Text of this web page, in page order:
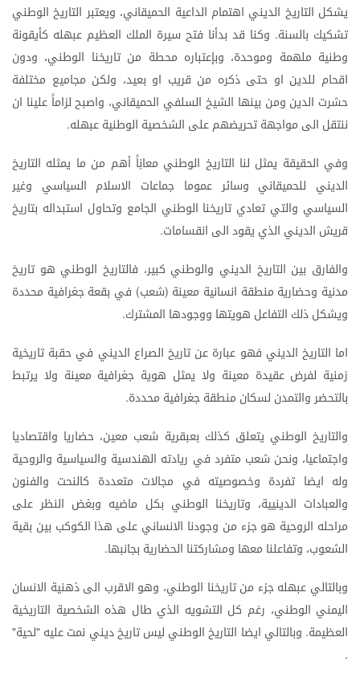
يشكل التاريخ الديني اهتمام الداعية الحميقاني، ويعتبر التاريخ الوطني
تشكيك بالسنة. وكنا قد بدأنا فتح سيرة الملك العظيم عبهله كأيقونة
وطنية ملهمة وموحدة، وبإعتباره محطة من تاريخنا الوطني، ودون
اقحام للدين او حتى ذكره من قريب او بعيد، ولكن مجاميع مختلفة
حشرت الدين ومن بينها الشيخ السلفي الحميقاني، واصبح لزاماًعلينا ان
ننتقل الى مواجهةتحريضهمعلى الشخصية الوطنيةعبهله.
وفي الحقيقة يمثل لنا التاريخ الوطني معانِاً أهم من ما يمثله التاريخ
الديني للحميقاني وسائر عموما جماعات الاسلام السياسي وغير
السياسي والتي تعادي تاريخنا الوطني الجامع وتحاول استبداله بتاريخ
قريش الديني الذي يقودالى انقسامات.
والفارق بين التاريخ الديني والوطني كبير، فالتاريخ الوطني هو تاريخ
مدنية وحضارية منطقة انسانية معينة (شعب) في بقعةجغرافية محددة
ويشكلذلك التفاعل هويتها ووجودها المشترك.
اما التاريخ الديني فهو عبارة عن تاريخ الصراع الديني في حقبة تاريخية
زمنية لفرض عقيدة معينة ولا يمثل هوية جغرافية معينة ولا يرتبط
بالتحضروالتمدن لسكان منطقةجغرافية محددة.
والتاريخ الوطني يتعلق كذلك بعبقرية شعب معين، حضاريا واقتصاديا
واجتماعيا، ونحن شعب متفرد في ريادته الهندسية والسياسية والروحية
وله ايضا تفردة وخصوصيته في مجالات متعددة كالنحت والفنون
والعبادات الدينيية، وتاريخنا الوطني بكل ماضيه وبغض النظر على
مراحله الروحية هوجزء من وجودنا الانساني على هذا الكوكب بين بقية
الشعوب، وتفاعلنا معها ومشاركتنا الحضارية بجانبها.
وبالتالي عبهلهجزء منتاريخنا الوطني، وهو الاقرب الىذهنية الانسان
اليمني الوطني، رغم كل التشويه الذي طال هذه الشخصية التاريخية
العظيمة. وبالتالي ايضا التاريخ الوطني ليستاريخديني نمتعليه "لحية"
.